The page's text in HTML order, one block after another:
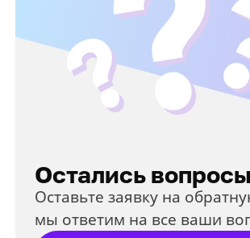
Остались
Оставьте заявку на
мы ответим на все ваши